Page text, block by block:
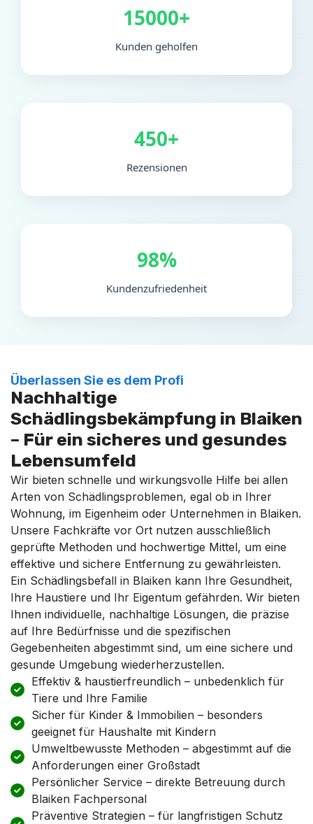
15000+
Kunden geholfen
450+
Rezensionen
98%
Kundenzufriedenheit
Überlassen Sie es dem Profi
Nachhaltige
Schädlingsbekämpfung in Blaiken
– Für ein sicheres und gesundes
Lebensumfeld
Wir bieten schnelle und wirkungsvolle Hilfe bei allen
Arten von Schädlingsproblemen, egal ob in Ihrer
Wohnung, im Eigenheim oder Unternehmen in Blaiken.
Unsere Fachkräfte vor Ort nutzen ausschließlich
geprüfte Methoden und hochwertige Mittel, um eine
effektive und sichere Entfernung zu gewährleisten.
Ein Schädlingsbefall in Blaiken kann Ihre Gesundheit,
Ihre Haustiere und Ihr Eigentum gefährden. Wir bieten
Ihnen individuelle, nachhaltige Lösungen, die präzise
auf Ihre Bedürfnisse und die spezifischen
Gegebenheiten abgestimmt sind, um eine sichere und
gesunde Umgebung wiederherzustellen.
Effektiv & haustierfreundlich – unbedenklich für
Tiere und Ihre Familie
Sicher für Kinder & Immobilien – besonders
geeignet für Haushalte mit Kindern
Umweltbewusste Methoden – abgestimmt auf die
Anforderungen einer Großstadt
Persönlicher Service – direkte Betreuung durch
Blaiken Fachpersonal
Präventive Strategien – für langfristigen Schutz